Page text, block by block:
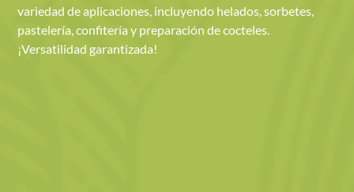
variedad de aplicaciones, incluyendo helados, sorbetes,
pastelería, confitería y preparación de cocteles.
¡Versatilidad garantizada!